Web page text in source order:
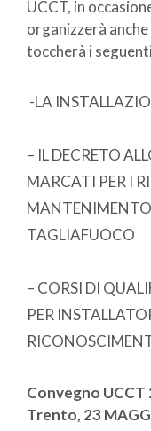
UCCT, in
organizzerà
toccherà i
-LA
– IL DECRETO
MARCATI PER I
MANTENIMENTO
TAGLIAFUOCO
– CORSI DI
PER
Convegno UCCT
Trento, 23